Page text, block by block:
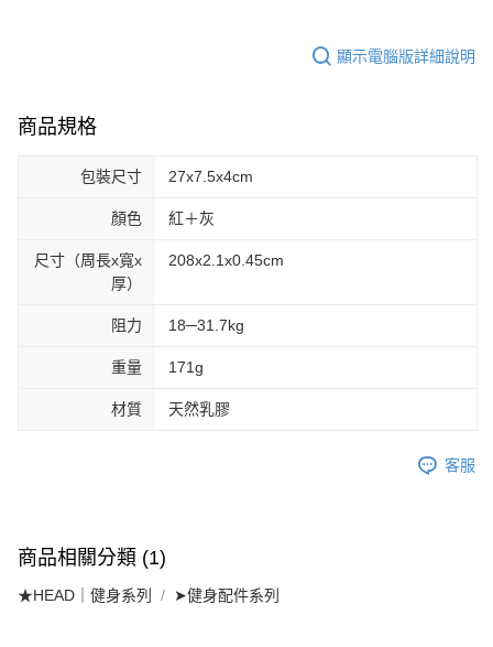
顯示電腦版詳細說明
商品規格
包裝尺寸 27x7.5x4cm
顏色 紅＋灰
尺寸（周長x寬x
厚）
208x2.1x0.45cm
阻力 18─31.7kg
重量 171g
材質 天然乳膠
客服
商品相關分類 (1)
★HEAD｜健身系列 ➤健身配件系列